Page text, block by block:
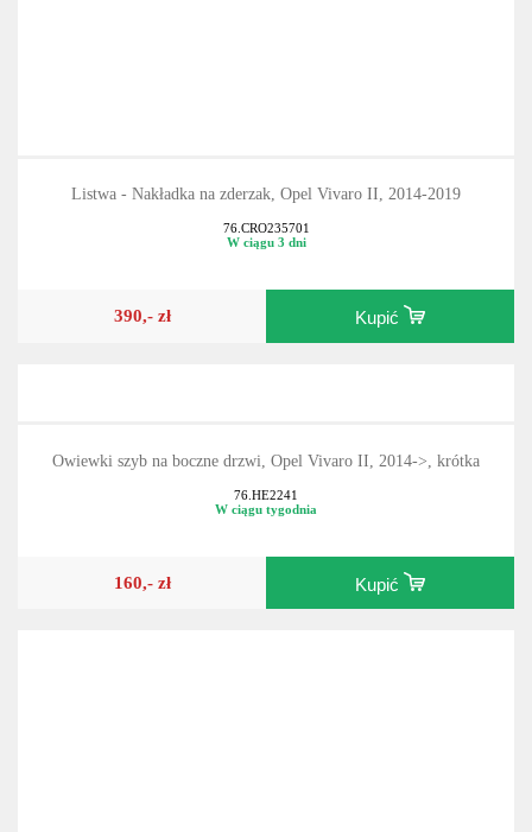
Listwa - Nakładka na zderzak, Opel Vivaro II, 2014-2019
76.CRO235701
W ciągu 3 dni
390,- zł Kupić
Owiewki szyb na boczne drzwi, Opel Vivaro II, 2014->, krótka
76.HE2241
W ciągu tygodnia
160,- zł Kupić